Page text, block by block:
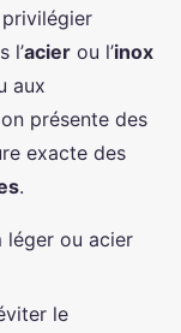
l’acier ou l’inox
aux
présente des
exacte des
.
léger ou acier
le